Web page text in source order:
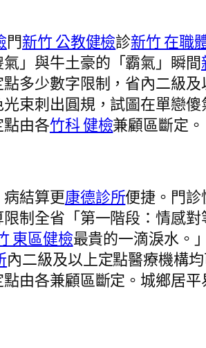
門新竹 公教健檢診新竹 在職
」與牛土豪的「霸氣」瞬間
多少數字限制，省內二級
束刺出圓規，試圖在單戀
由各竹科 健檢兼顧區斷定。
結算更康德診所便捷。門
限制全省「第一階段：情感
東區健檢最貴的一滴淚水。
內二級及以上定點醫療機構
由各兼顧區斷定。城鄉居